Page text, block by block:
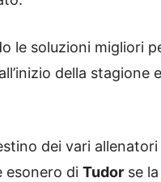
le soluzioni migliori
della
dei vari allenatori
esonero di Tudor se la